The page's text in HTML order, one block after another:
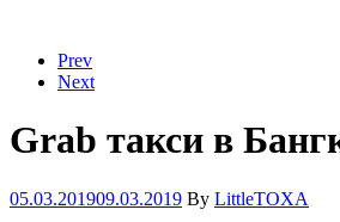
Prev
Next
Grab такси в
05.03.201909.03.2019 By LittleTOXA